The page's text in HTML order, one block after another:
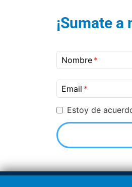
¡Sumate
Nombre
Email
Estoy de